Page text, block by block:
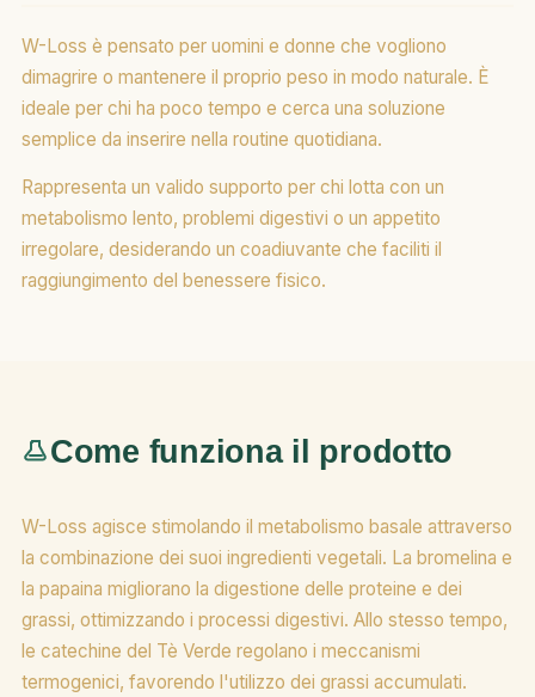
W-Loss è pensato per uomini e donne che vogliono
dimagrire o mantenere il proprio peso in modo naturale. È
ideale per chi ha poco tempo e cerca una soluzione
semplice da inserire nella routine quotidiana.
Rappresenta un valido supporto per chi lotta con un
metabolismo lento, problemi digestivi o un appetito
irregolare, desiderando un coadiuvante che faciliti il
raggiungimento del benessere fisico.
Come funziona il prodotto
W-Loss agisce stimolando il metabolismo basale attraverso
la combinazione dei suoi ingredienti vegetali. La bromelina e
la papaina migliorano la digestione delle proteine e dei
grassi, ottimizzando i processi digestivi. Allo stesso tempo,
le catechine del Tè Verde regolano i meccanismi
termogenici, favorendo l'utilizzo dei grassi accumulati.